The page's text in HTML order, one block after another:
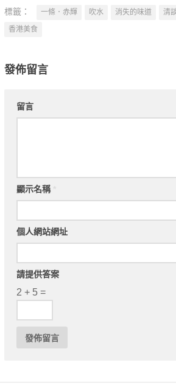
標籤： 一條．赤輝 吹水 消失的味道 清
香港美食
發佈留言
留言
顯示名稱
個人網站網址
請提供答案
2 + 5 =